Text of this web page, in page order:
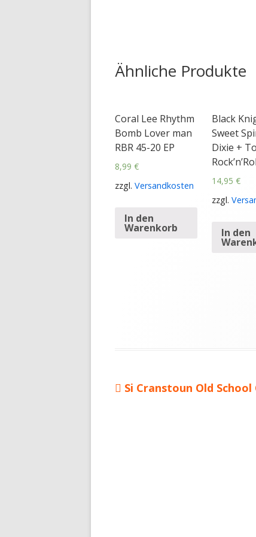
Ähnliche Produkte
Coral Lee Rhythm
Bomb Lover man
RBR 45-20 EP
8,99 €
zzgl. Versandkosten
In den
Warenkorb
Black
Sweet
Dixie +
14,95 €
zzgl.
In den
Beitragsnavigation
Vorheriger
Si Cranstoun Old School